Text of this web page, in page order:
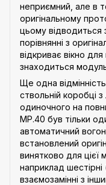
неприємний, але в
оригінальному
цьому відводиться
порівнянні з
відкриває вікно
знаходиться
Ще одна
ствольній коробці
одиночного на
MP.40 був тільки
автоматичний
встановлений
винятково для цієї
наприклад шестірні
взаємозамінні з